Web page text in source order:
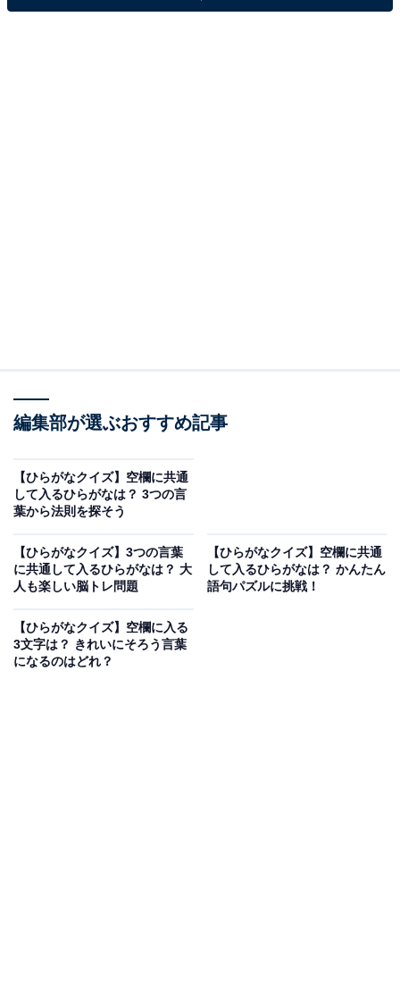
り□□く
くこと。公園などに設置されているバーを手でつかんで
交互に進んでいく固定遊具。そして、写真や音声などの
かべてみてください。
次ページ
編集部が選ぶおすすめ記事
【ひらがなクイズ】空欄に共通
して入るひらがなは？ 3つの言
葉から法則を探そう
【ひらがなクイズ】3つの言葉
に共通して入るひらがなは？ 大
人も楽しい脳トレ問題
【ひらがなクイズ】空欄に共通
して入るひらがなは？ かんたん
語句パズルに挑戦！
【ひらがなクイズ】空欄に入る
3文字は？ きれいにそろう言葉
になるのはどれ？